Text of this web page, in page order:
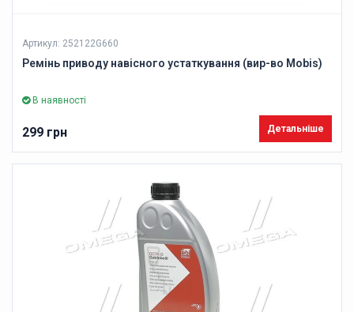
Артикул: 252122G660
Ремінь приводу навісного устаткування (вир-во Mobis)
В наявності
299 грн Детальніше